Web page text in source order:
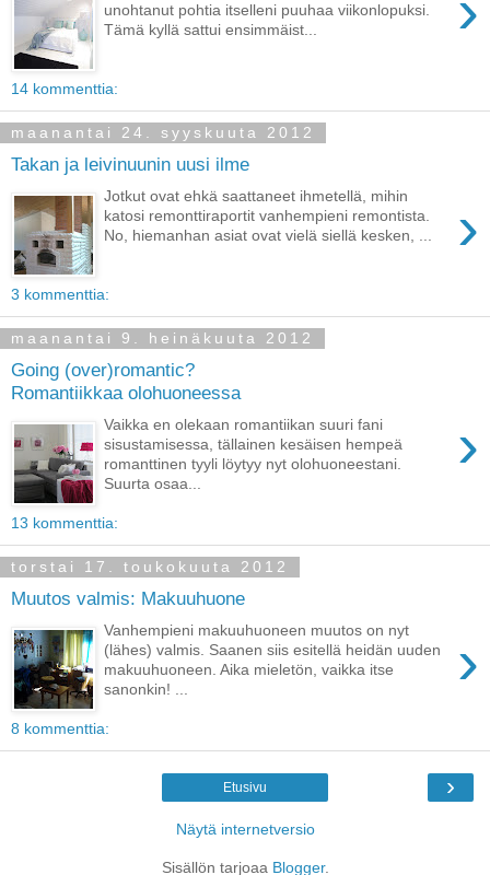
unohtanut pohtia itselleni puuhaa viikonlopuksi.
Tämä kyllä sattui ensimmäist...
14 kommenttia:
maanantai 24. syyskuuta 2012
Takan ja leivinuunin uusi ilme
›
Jotkut ovat ehkä saattaneet ihmetellä, mihin
katosi remonttiraportit vanhempieni remontista.
No, hiemanhan asiat ovat vielä siellä kesken, ...
3 kommenttia:
maanantai 9. heinäkuuta 2012
Going (over)romantic?
Romantiikkaa olohuoneessa
›
Vaikka en olekaan romantiikan suuri fani
sisustamisessa, tällainen kesäisen hempeä
romanttinen tyyli löytyy nyt olohuoneestani.
Suurta osaa...
13 kommenttia:
torstai 17. toukokuuta 2012
Muutos valmis: Makuuhuone
›
Vanhempieni makuuhuoneen muutos on nyt
(lähes) valmis. Saanen siis esitellä heidän uuden
makuuhuoneen. Aika mieletön, vaikka itse
sanonkin! ...
8 kommenttia:
›
Etusivu
Näytä internetversio
Sisällön tarjoaa Blogger.